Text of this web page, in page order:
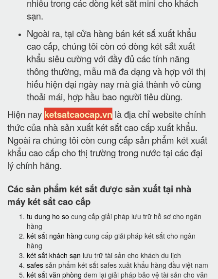
nhiều trong các dòng két sắt mini cho khách
sạn.
Ngoài ra, tại cửa hàng bán két sắ xuất khẩu
cao cấp, chúng tôi còn có dòng két sắt xuất
khẩu siêu cường với đầy đủ các tính năng
thông thường, mẫu mã đa dạng và hợp với thị
hiếu hiện đại ngày nay mà giá thành vô cùng
thoải mái, hợp hầu bao người tiêu dùng.
Hiện nay ketsatcaocap.vn là địa chỉ website chính
thức của nhà sản xuất két sắt cao cấp xuất khẩu.
Ngoài ra chúng tôi còn cung cấp sản phẩm két xuất
khẩu cao cấp cho thị trường trong nước tại các đại
lý chính hãng.
Các sản phẩm két sắt được sản xuất tại nhà
máy két sắt cao cấp
tu dung ho so cung cấp giải pháp lưu trữ hồ sơ cho ngân
hàng
két sắt ngân hàng cung cấp giải pháp két sắt cho ngân
hàng
két sắt khách sạn lưu trữ tài sản cho khách du lịch
safes sản phẩm két sắt safes xuât khẩu hàng đầu việt nam
két sắt văn phòng đem lại giải pháp bảo vệ tài sản cho văn